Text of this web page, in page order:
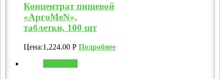
Концентрат пищевой
«АргоMeN»,
таблетки, 100 шт
Цена:1,224.00 Р Подробнее